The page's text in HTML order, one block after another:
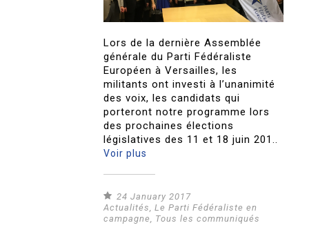
Lors de la dernière Assemblée
générale du Parti Fédéraliste
Européen à Versailles, les
militants ont investi à l’unanimité
des voix, les candidats qui
porteront notre programme lors
des prochaines élections
législatives des 11 et 18 juin 201..
Voir plus
24 January 2017
Actualités,Le Parti Fédéraliste en
campagne, Tous les communiqués